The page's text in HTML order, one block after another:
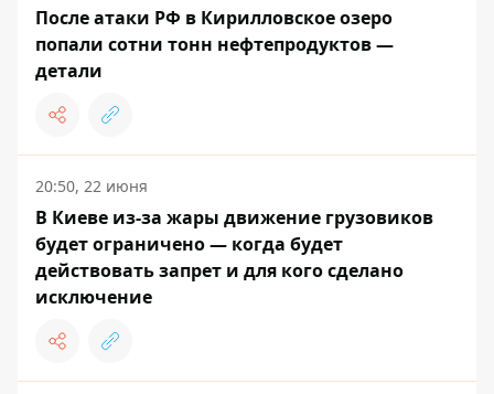
После атаки РФ в Кирилловское озеро
попали сотни тонн нефтепродуктов —
детали
20:50, 22 июня
В Киеве из-за жары движение грузовиков
будет ограничено — когда будет
действовать запрет и для кого сделано
исключение